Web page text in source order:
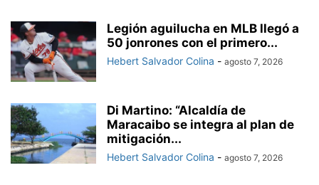
Legión aguilucha en MLB llegó a
50 jonrones con el primero...
Hebert Salvador Colina - agosto 7, 2026
Di Martino: “Alcaldía de
Maracaibo se integra al plan de
mitigación...
Hebert Salvador Colina - agosto 7, 2026